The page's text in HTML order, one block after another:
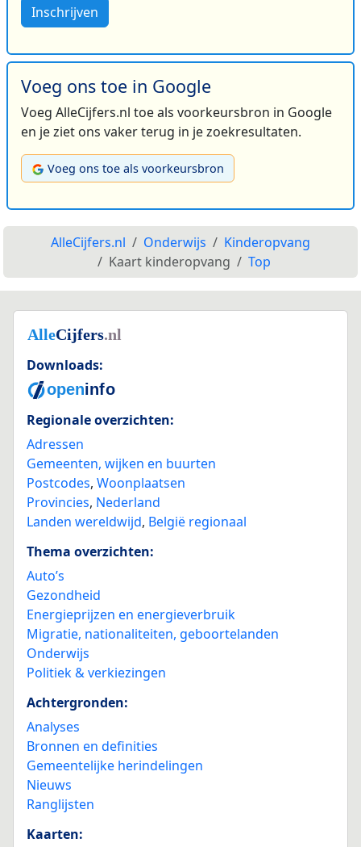
Inschrijven
Voeg ons toe in Google
Voeg AlleCijfers.nl toe als voorkeursbron in Google
en je ziet ons vaker terug in je zoekresultaten.
Voeg ons toe als voorkeursbron
AlleCijfers.nl Onderwijs
Kinderopvang
Kaart kinderopvang
Top
Downloads:
Regionale overzichten:
Adressen
Gemeenten, wijken en buurten
Postcodes, Woonplaatsen
Provincies, Nederland
Landen wereldwijd, België regionaal
Thema overzichten:
Auto’s
Gezondheid
Energieprijzen en energieverbruik
Migratie, nationaliteiten, geboortelanden
Onderwijs
Politiek & verkiezingen
Achtergronden:
Analyses
Bronnen en definities
Gemeentelijke herindelingen
Nieuws
Ranglijsten
Kaarten: